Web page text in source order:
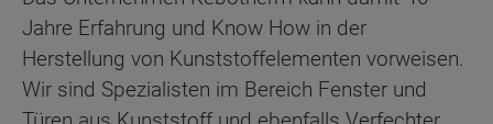
Jahre Erfahrung und Know How in der
Herstellung von Kunststoffelementen vorweisen.
Wir sind Spezialisten im Bereich Fenster und